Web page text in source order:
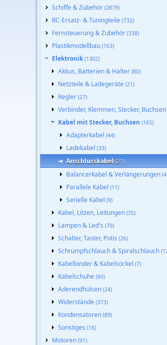
Schiffe & Zubehör (2879)
RC-Ersatz- & Tuningteile (732)
Fernsteuerung & Zubehör (338)
Plastikmodellbau (163)
Elektronik (1302)
Akkus, Batterien & Halter (80)
Netzteile & Ladegeräte (21)
Regler (27)
Verbinder, Klemmen, Stecker, Buchsen
Kabel mit Stecker, Buchsen (165)
Adapterkabel (44)
Ladekabel (33)
Anschlusskabel (21)
Balancerkabel & Verlängerungen
Parallele Kabel (11)
Serielle Kabel (9)
Kabel, Litzen, Leitungen (35)
Lampen & Led's (70)
Schalter, Taster, Potis (26)
Schrumpfschlauch & Spiralschlauch
Kabelbinder & Kabelsockel (7)
Kabelschuhe (60)
Aderendhülsen (24)
Widerstände (373)
Kondensatoren (89)
Sonstiges (16)
Motoren (91)